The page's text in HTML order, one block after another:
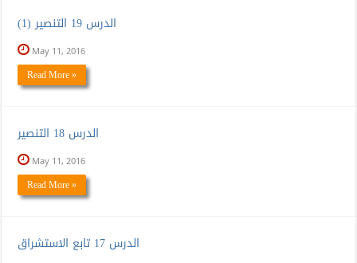
الدرس 19 التنصير (1)
May 11, 2016
Read More »
الدرس 18 التنصير
May 11, 2016
Read More »
الدرس 17 تابع الاستشراق